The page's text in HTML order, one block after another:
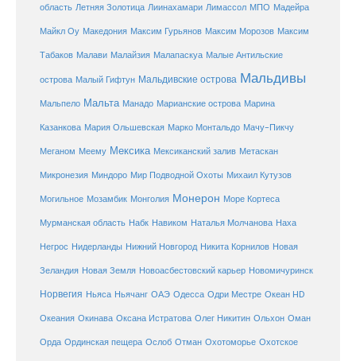
область Летняя Золотица Лиинахамари Лимассол МПО Мадейра
Майкл Оу Македония Максим Гурьянов Максим Морозов Максим
Табаков Малави Малайзия Малапаскуа Малые Антильские
острова Малый Гифтун Мальдивские острова Мальдивы
Мальпело Мальта Манадо Марианские острова Марина
Казанкова Мария Ольшевская Марко Монтальдо Мачу-Пикчу
Меганом Меему Мексика Мексиканский залив Метаскан
Микронезия Миндоро Мир Подводной Охоты Михаил Кутузов
Могильное Мозамбик Монголия Монерон Море Кортеса
Мурманская область Набк Навиком Наталья Молчанова Наха
Негрос Нидерланды Нижний Новгород Никита Корнилов Новая
Зеландия Новая Земля Новоасбестовский карьер Новомичуринск
Норвегия Ньяса Ньячанг ОАЭ Одесса Одри Местре Океан HD
Океания Окинава Оксана Истратова Олег Никитин Ольхон Оман
Орда Ординская пещера Ослоб Отман Охотоморье Охотское